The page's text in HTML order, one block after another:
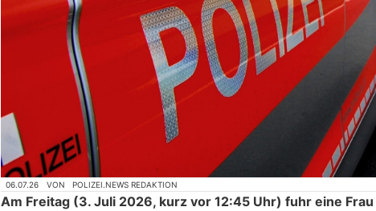
06.07.26 VON POLIZEI.NEWS REDAKTION
Am Freitag (3. Juli 2026, kurz vor 12:45 Uhr) fuhr eine Frau